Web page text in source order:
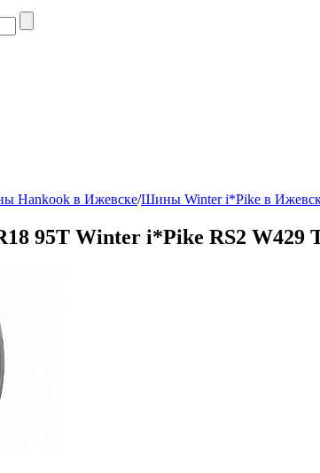
Hankook в Ижевске/Шины Winter i*Pike в
95T Winter i*Pike RS2 W429